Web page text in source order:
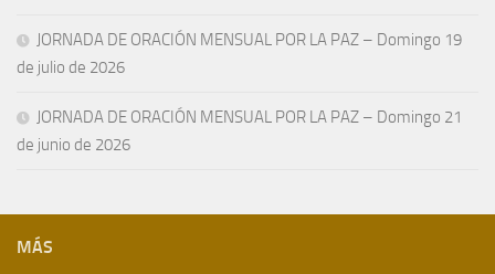
JORNADA DE ORACIÓN MENSUAL POR LA PAZ – Domingo 19
de julio de 2026
JORNADA DE ORACIÓN MENSUAL POR LA PAZ – Domingo 21
de junio de 2026
MÁS